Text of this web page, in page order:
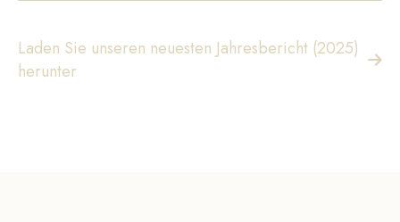
Laden Sie unseren neuesten Jahresbericht (2025)
herunter